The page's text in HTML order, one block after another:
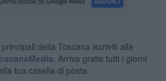
della Toscana iscriviti alla
Arriva gratis tutti i giorni
tua casella di posta.